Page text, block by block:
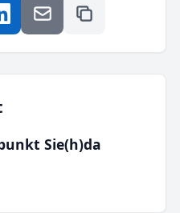
Sie(h)da